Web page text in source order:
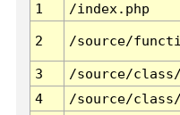
1
/index.php
2 /source/
3 /source/
4
/source/